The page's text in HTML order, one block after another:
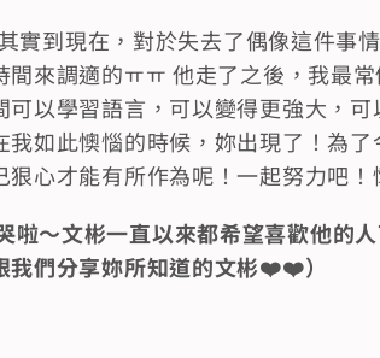
實到現在，對於失去了偶像這件事
來調適的ㅠㅠ 他走了之後，我最
以學習語言，可以變得更強大，
如此懊惱的時候，妳出現了！為
心才能有所作為呢！一起努力吧！
啦～文彬一直以來都希望喜歡他的
我們分享妳所知道的文彬❤️❤️）